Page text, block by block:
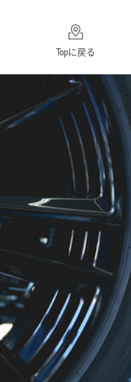
Topに戻る
BMW
採用